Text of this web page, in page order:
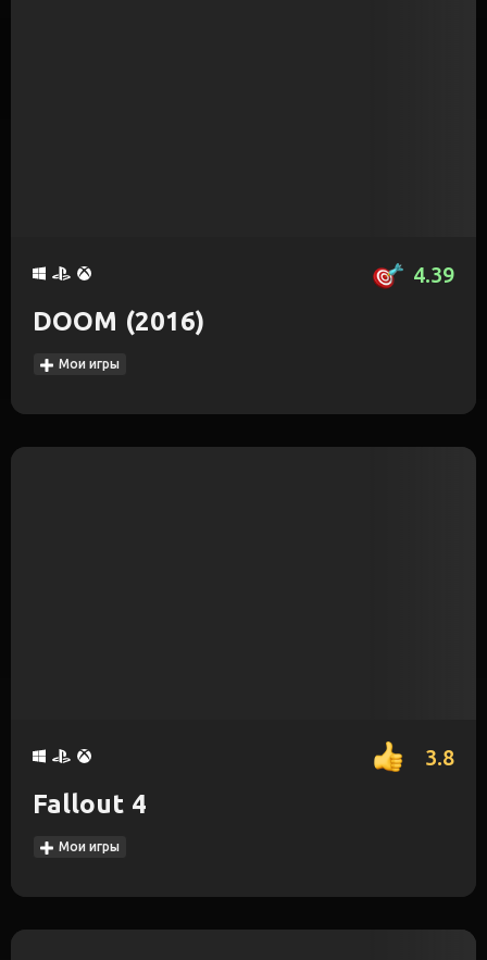
4.39
DOOM (2016)
Мои игры
3.8
Fallout 4
Мои игры